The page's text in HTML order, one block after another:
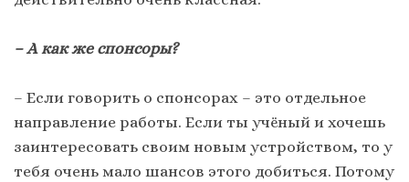
– А как же спонсоры?
– Если говорить о спонсорах – это отдельное
направление работы. Если ты учёный и хочешь
заинтересовать своим новым устройством, то у
тебя очень мало шансов этого добиться. Потому